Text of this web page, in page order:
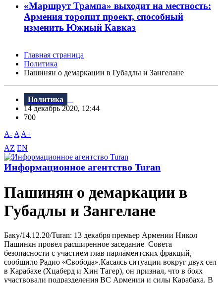
«Маршрут Трампа» выходит на местность:
Армения торопит проект, способный
изменить Южный Кавказ
Главная страница
Политика
Пашинян о демаркации в Губадлы и Зангелане
Политика
14 декабрь 2020, 12:44
700
A- A A+
AZ EN
Информационное агентство Turan
Пашинян о демаркации в
Губадлы и Зангелане
Баку/14.12.20/Turan: 13 декабря премьер Армении Никол
Пашинян провел расширенное заседание Совета
безопасности с участием глав парламентских фракций,
сообщило Радио «Свобода».Касаясь ситуации вокруг двух сел
в Карабахе (Хцаберд и Хин Тагер), он признал, что в боях
участвовали подразделения ВС Армении и силы Карабаха. В